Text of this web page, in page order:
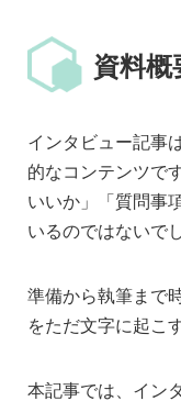
資料概
インタビュー記事
的なコンテンツで
いいか」「質問事
いるのではないで
準備から執筆まで
をただ文字に起こ
本記事では、イン